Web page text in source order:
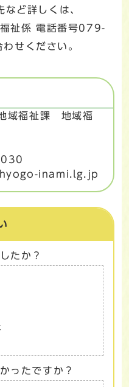
ど詳しくは、
祉係 電話番号079-
せください。
域福祉課 地域福
inami.lg.jp
たか？
ったですか？